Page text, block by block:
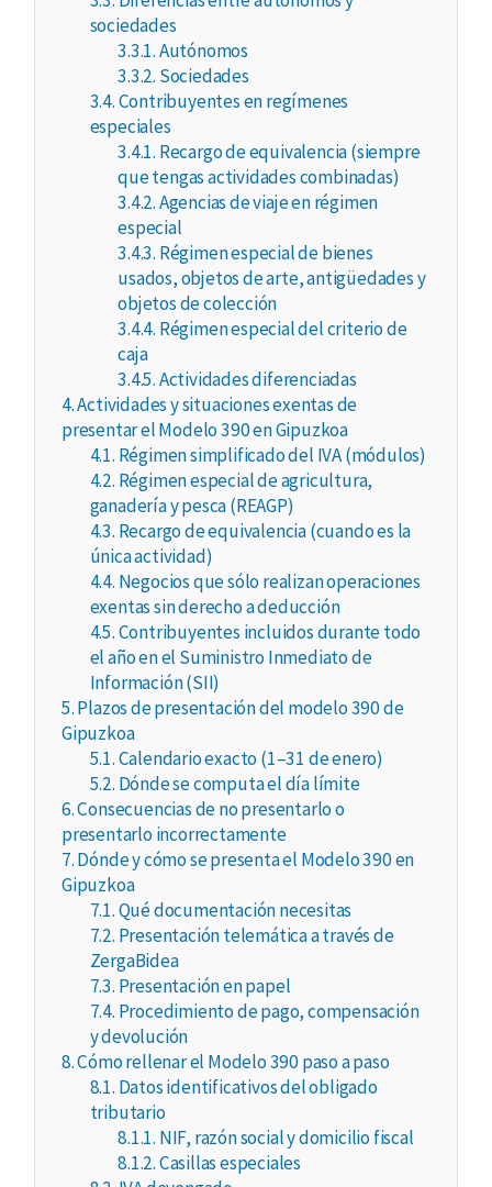
sociedades
3.3.1.Autónomos
3.3.2. Sociedades
3.4.Contribuyentes en regímenes
especiales
3.4.1. Recargo de equivalencia (siempre
que tengas actividades combinadas)
3.4.2.Agencias de viaje en régimen
especial
3.4.3. Régimen especial de bienes
usados, objetos de arte, antigüedades y
objetos de colección
3.4.4. Régimen especial del criterio de
caja
3.4.5.Actividades diferenciadas
4.Actividades y situaciones exentas de
presentar el Modelo 390 en Gipuzkoa
4.1. Régimen simplificado del IVA (módulos)
4.2. Régimen especial de agricultura,
ganadería y pesca (REAGP)
4.3. Recargo de equivalencia (cuando es la
única actividad)
4.4. Negocios que sólo realizan operaciones
exentas sin derecho a deducción
4.5.Contribuyentes incluidos durante todo
el año en el Suministro Inmediato de
Información (SII)
5.Plazos de presentación del modelo 390 de
Gipuzkoa
5.1.Calendario exacto (1–31 de enero)
5.2. Dónde se computa el día límite
6.Consecuencias de no presentarlo o
presentarlo incorrectamente
7.Dónde y cómo se presenta el Modelo 390 en
Gipuzkoa
7.1.Qué documentación necesitas
7.2. Presentación telemática a través de
ZergaBidea
7.3. Presentación en papel
7.4. Procedimiento de pago, compensación
y devolución
8.Cómo rellenar el Modelo 390 paso a paso
8.1. Datos identificativos del obligado
tributario
8.1.1. NIF, razón social y domicilio fiscal
8.1.2.Casillas especiales